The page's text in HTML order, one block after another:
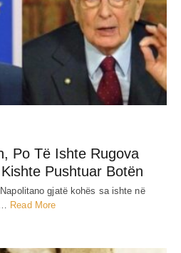
Po Të Ishte Rugova
Pushtuar Botën
gjatë kohës sa ishte në
Read More